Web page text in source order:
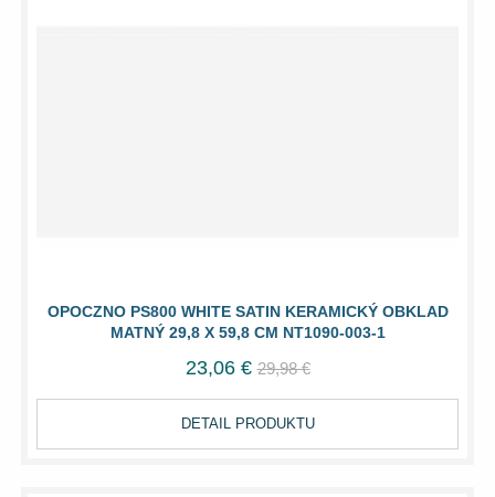
OPOCZNO PS800 WHITE SATIN KERAMICKÝ OBKLAD
MATNÝ 29,8 X 59,8 CM NT1090-003-1
23,06 € 29,98 €
DETAIL PRODUKTU